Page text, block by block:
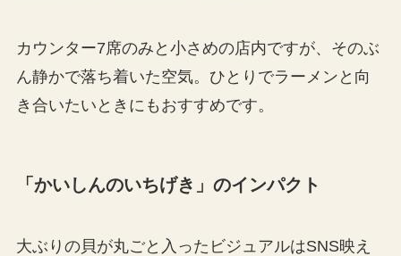
カウンター7席のみと小さめの店内ですが、そのぶ
ん静かで落ち着いた空気。ひとりでラーメンと向
き合いたいときにもおすすめです。
「かいしんのいちげき」のインパクト
大ぶりの貝が丸ごと入ったビジュアルはSNS映え